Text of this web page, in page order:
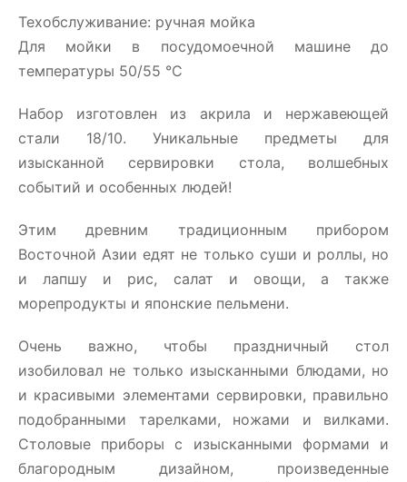
Техобслуживание: ручная мойка
Для мойки в посудомоечной машине до
температуры 50/55 °C
Набор изготовлен из акрила и нержавеющей
стали 18/10. Уникальные предметы для
изысканной сервировки стола, волшебных
событий и особенных людей!
Этим древним традиционным прибором
Восточной Азии едят не только суши и роллы, но
и лапшу и рис, салат и овощи, а также
морепродукты и японские пельмени.
Очень важно, чтобы праздничный стол
изобиловал не только изысканными блюдами, но
и красивыми элементами сервировки, правильно
подобранными тарелками, ножами и вилками.
Столовые приборы c изысканными формами и
благородным дизайном, произведенные